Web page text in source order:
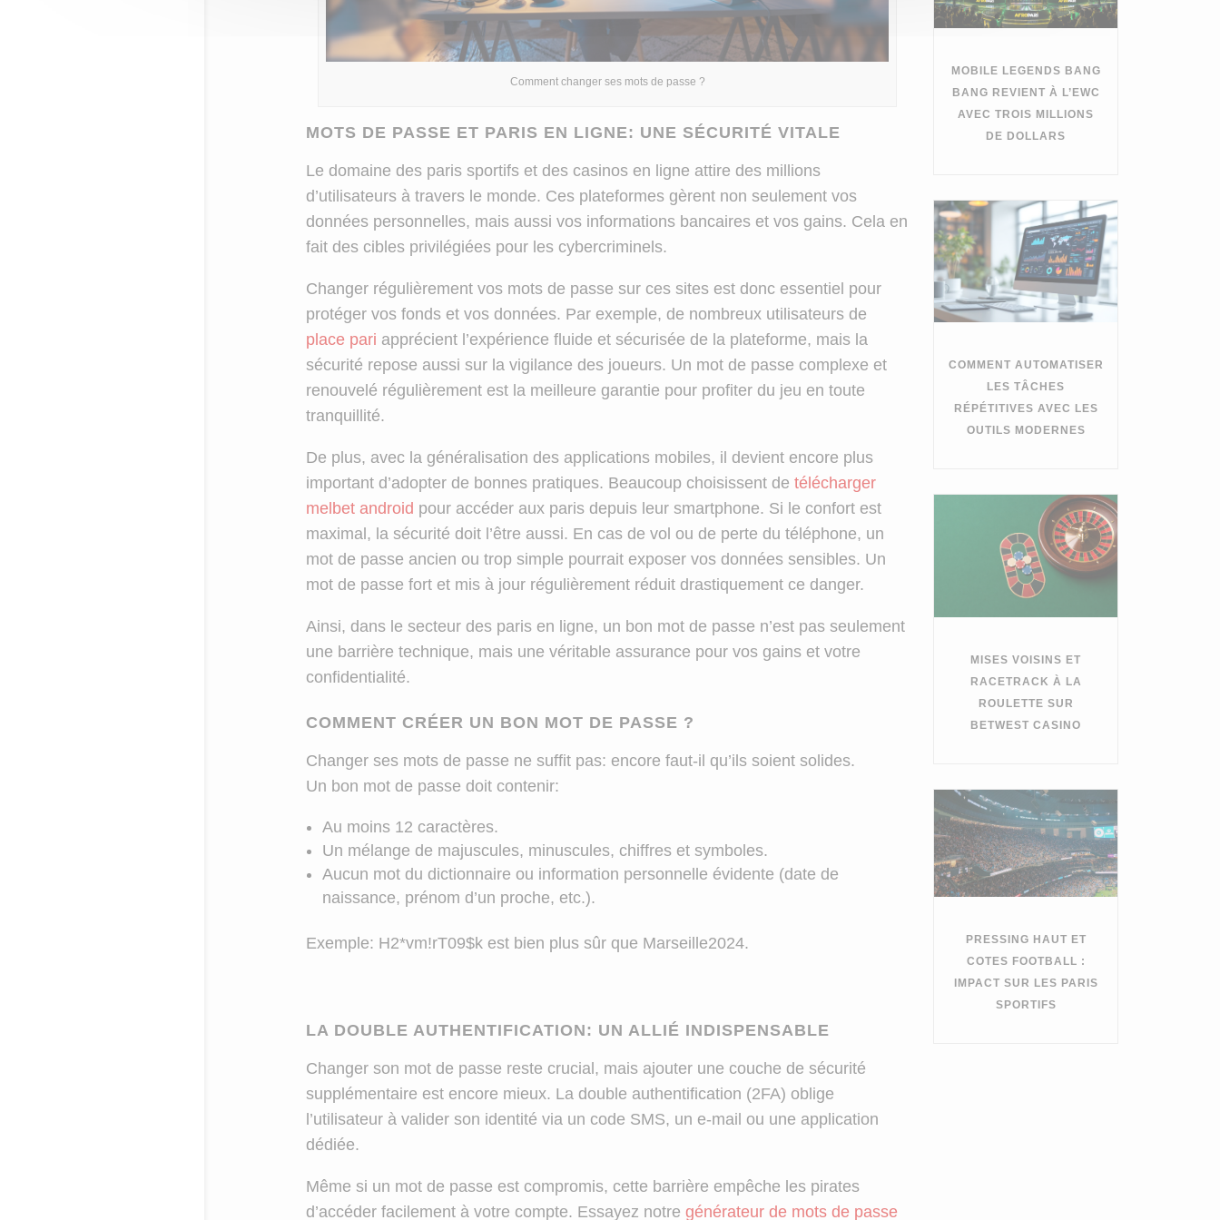
Comment changer ses mots de passe ?
MOTS DE PASSE ET PARIS EN LIGNE: UNE SÉCURITÉ VITALE
Le domaine des paris sportifs et des casinos en ligne attire des millions
d’utilisateurs à travers le monde. Ces plateformes gèrent non seulement vos
données personnelles, mais aussi vos informations bancaires et vos gains. Cela en
fait des cibles privilégiées pour les cybercriminels.
Changer régulièrement vos mots de passe sur ces sites est donc essentiel pour
protéger vos fonds et vos données. Par exemple, de nombreux utilisateurs de
place pari apprécient l’expérience fluide et sécurisée de la plateforme, mais la
sécurité repose aussi sur la vigilance des joueurs. Un mot de passe complexe et
renouvelé régulièrement est la meilleure garantie pour profiter du jeu en toute
tranquillité.
De plus, avec la généralisation des applications mobiles, il devient encore plus
important d’adopter de bonnes pratiques. Beaucoup choisissent de télécharger
melbet android pour accéder aux paris depuis leur smartphone. Si le confort est
maximal, la sécurité doit l’être aussi. En cas de vol ou de perte du téléphone, un
mot de passe ancien ou trop simple pourrait exposer vos données sensibles. Un
mot de passe fort et mis à jour régulièrement réduit drastiquement ce danger.
Ainsi, dans le secteur des paris en ligne, un bon mot de passe n’est pas seulement
une barrière technique, mais une véritable assurance pour vos gains et votre
confidentialité.
COMMENT CRÉER UN BON MOT DE PASSE ?
Changer ses mots de passe ne suffit pas: encore faut-il qu’ils soient solides.
Un bon mot de passe doit contenir:
Au moins 12 caractères.
Un mélange de majuscules, minuscules, chiffres et symboles.
Aucun mot du dictionnaire ou information personnelle évidente (date de
naissance, prénom d’un proche, etc.).
Exemple: H2*vm!rT09$k est bien plus sûr que Marseille2024.
LA DOUBLE AUTHENTIFICATION: UN ALLIÉ INDISPENSABLE
Changer son mot de passe reste crucial, mais ajouter une couche de sécurité
supplémentaire est encore mieux. La double authentification (2FA) oblige
l’utilisateur à valider son identité via un code SMS, un e-mail ou une application
dédiée.
Même si un mot de passe est compromis, cette barrière empêche les pirates
d’accéder facilement à votre compte. Essayez notre générateur de mots de passe
MOBILE LEGENDS BANG
BANG REVIENT À L’EWC
AVEC TROIS MILLIONS
DE DOLLARS
COMMENT AUTOMATISER
LES TÂCHES
RÉPÉTITIVES AVEC LES
OUTILS MODERNES
MISES VOISINS ET
RACETRACK À LA
ROULETTE SUR
BETWEST CASINO
PRESSING HAUT ET
COTES FOOTBALL :
IMPACT SUR LES PARIS
SPORTIFS